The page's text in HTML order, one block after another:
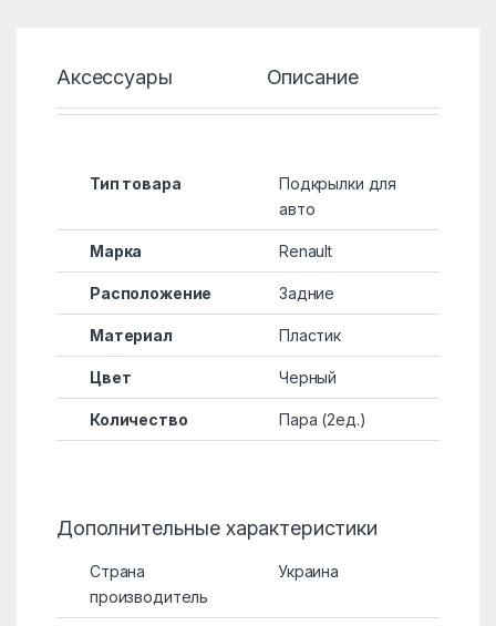
Аксессуары Описание
Тип товара
Подкрылки для
авто
Марка Renault
Расположение Задние
Материал Пластик
Цвет Черный
Количество Пара (2ед.)
Дополнительные характеристики
Страна
производитель
Украина